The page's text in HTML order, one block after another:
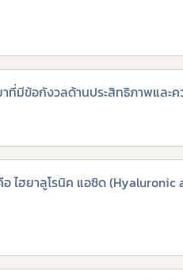
มีข้อกังวลด้านประสิทธิภาพและ
ไฮยาลูโรนิค แอซิด (Hyaluronic